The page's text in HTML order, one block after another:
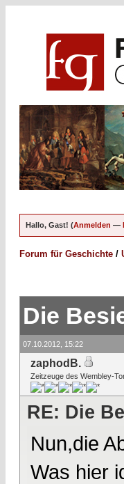
Hallo, Gast! (Anmelden —
Forum für Geschichte /
Die
07.10.2012, 15:22
zaphodB.
Zeitzeuge des Wembley-
RE: Die
Nun,die
Was hier